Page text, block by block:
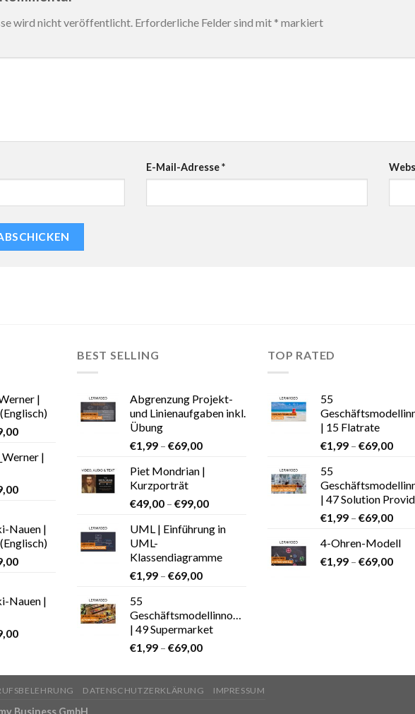
wird nicht veröffentlicht. Erforderliche Felder sind mit * markiert
E-Mail-Adresse*
|
|
Nauen |
Nauen |
BEST SELLING
Abgrenzung Projekt-
und Linienaufgaben inkl.
Übung
€1,99 – €69,00
Piet Mondrian |
Kurzporträt
€49,00 – €99,00
UML | Einführung in
UML-
Klassendiagramme
€1,99 – €69,00
55
Geschäftsmodellinnovationen
| 49 Supermarket
€1,99 – €69,00
TOP RATED
55
| 15 Flatrate
€1,99 – €69,00
55
| 47 Solution
€1,99 – €69,00
4-Ohren-Modell
€1,99 – €69,00
DATENSCHUTZERKLÄRUNG IMPRESSUM
Business GmbH